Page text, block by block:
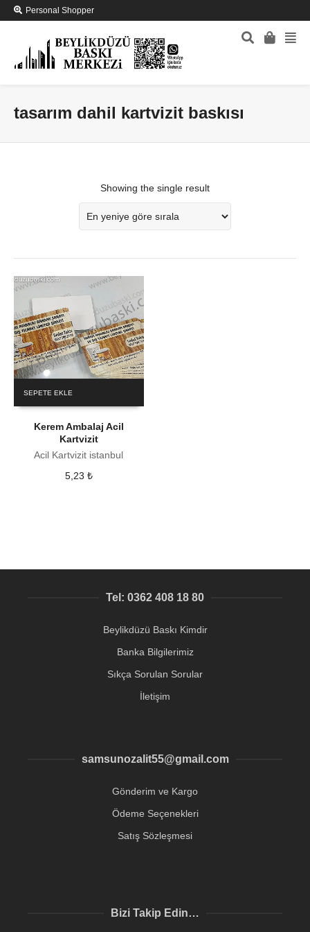
Personal Shopper
tasarım dahil kartvizit baskısı
Showing the single result
SEPETE EKLE
Kerem Ambalaj Acil
Kartvizit
Acil Kartvizit istanbul
5,23 ₺
Tel: 0362 408 18 80
Beylikdüzü Baskı Kimdir
Banka Bilgilerimiz
Sıkça Sorulan Sorular
İletişim
samsunozalit55@gmail.com
Gönderim ve Kargo
Ödeme Seçenekleri
Satış Sözleşmesi
Bizi Takip Edin…